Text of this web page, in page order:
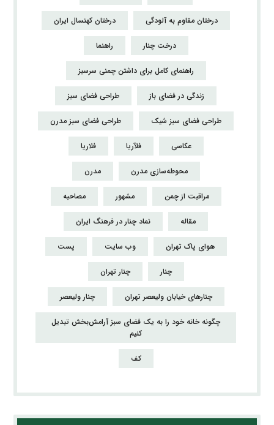
درختان مقاوم به آلودگی درختان کهنسال ایران
درخت چنار راهنما
راهنمای کامل برای داشتن چمنی سرسبز
زندگی در فضای باز طراحی فضای سبز
طراحی فضای سبز شیک طراحی فضای سبز مدرن
عکاسی فلآریا فلاریا
محوطه‌سازی مدرن مدرن
مراقبت از چمن مشهور مصاحبه
مقاله نماد چنار در فرهنگ ایران
هوای پاک تهران وب سایت پست
چنار چنار تهران
چنارهای خیابان ولیعصر تهران چنار ولیعصر
چگونه خانه خود را به یک فضای سبز آرامش‌بخش تبدیل
کنیم
کف